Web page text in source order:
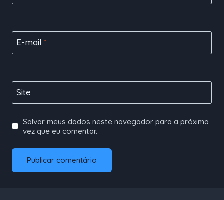
E-mail *
Site
Salvar meus dados neste navegador para a próxima
vez que eu comentar.